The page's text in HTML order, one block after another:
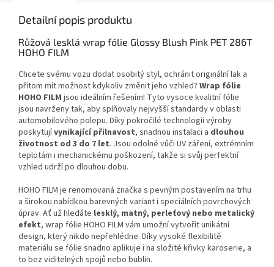
Detailní popis produktu
Růžová lesklá wrap fólie Glossy Blush Pink PET 286T
HOHO FILM
Chcete svému vozu dodat osobitý styl, ochránit originální lak a
přitom mít možnost kdykoliv změnit jeho vzhled? Wrap fólie
HOHO FILM jsou ideálním řešením! Tyto vysoce kvalitní fólie
jsou navrženy tak, aby splňovaly nejvyšší standardy v oblasti
automobilového polepu. Díky pokročilé technologii výroby
poskytujívynikající přilnavost, snadnou instalaci a dlouhou
životnost od 3 do 7 let. Jsou odolné vůči UV záření, extrémním
teplotám i mechanickému poškození, takže si svůj perfektní
vzhled udrží po dlouhou dobu.
HOHO FILM je renomovaná značka s pevným postavením na trhu
a širokou nabídkou barevných variant i speciálních povrchových
úprav. Ať už hledáte lesklý, matný, perleťový nebo metalický
efekt, wrap fólie HOHO FILM vám umožní vytvořit unikátní
design, který nikdo nepřehlédne. Díky vysoké flexibilitě
materiálu se fólie snadno aplikuje i na složité křivky karoserie, a
to bez viditelných spojů nebo bublin.